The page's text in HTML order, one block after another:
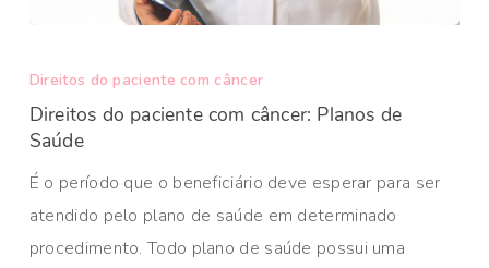
Direitos do paciente com câncer
Direitos do paciente com câncer: Planos de
Saúde
É o período que o beneficiário deve esperar para ser
atendido pelo plano de saúde em determinado
procedimento. Todo plano de saúde possui uma